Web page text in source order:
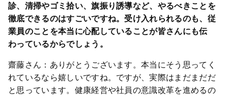
診、清掃やゴミ拾い、旗振り誘導など、やるべきことを
徹底できるのはすごいですね。受け入れられるのも、従
業員のことを本当に心配していることが皆さんにも伝
わっているからでしょう。
齋藤さん：ありがとうございます。本当にそう思ってく
れているなら嬉しいですね。ですが、実際はまだまだだ
と思っています。健康経営や社員の意識改革を進めるの